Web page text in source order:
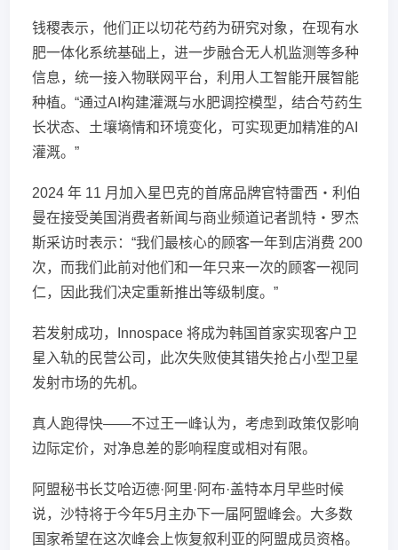
钱稷表示，他们正以切花芍药为研究对象，在现有水
肥一体化系统基础上，进一步融合无人机监测等多种
信息，统一接入物联网平台，利用人工智能开展智能
种植。“通过AI构建灌溉与水肥调控模型，结合芍药生
长状态、土壤墒情和环境变化，可实现更加精准的AI
灌溉。”
2024 年 11 月加入星巴克的首席品牌官特雷西・利伯
曼在接受美国消费者新闻与商业频道记者凯特・罗杰
斯采访时表示：“我们最核心的顾客一年到店消费 200
次，而我们此前对他们和一年只来一次的顾客一视同
仁，因此我们决定重新推出等级制度。”
若发射成功，Innospace 将成为韩国首家实现客户卫
星入轨的民营公司，此次失败使其错失抢占小型卫星
发射市场的先机。
真人跑得快——不过王一峰认为，考虑到政策仅影响
边际定价，对净息差的影响程度或相对有限。
阿盟秘书长艾哈迈德·阿里·阿布·盖特本月早些时候
说，沙特将于今年5月主办下一届阿盟峰会。大多数
国家希望在这次峰会上恢复叙利亚的阿盟成员资格。